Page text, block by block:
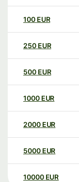
100 EUR
250 EUR
500 EUR
1000 EUR
2000 EUR
5000 EUR
10000 EUR